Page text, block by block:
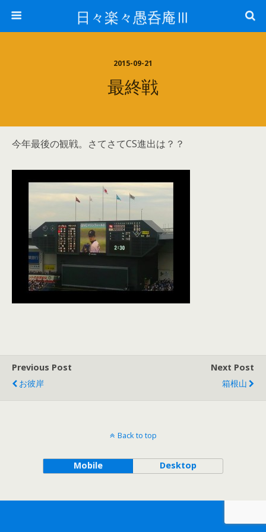
日々楽々愚呑庵Ⅲ
2015-09-21
最終戦
今年最後の観戦。さてさてCS進出は？？
Previous Post
お彼岸
Next Post
箱根山
Back to top
Mobile Desktop